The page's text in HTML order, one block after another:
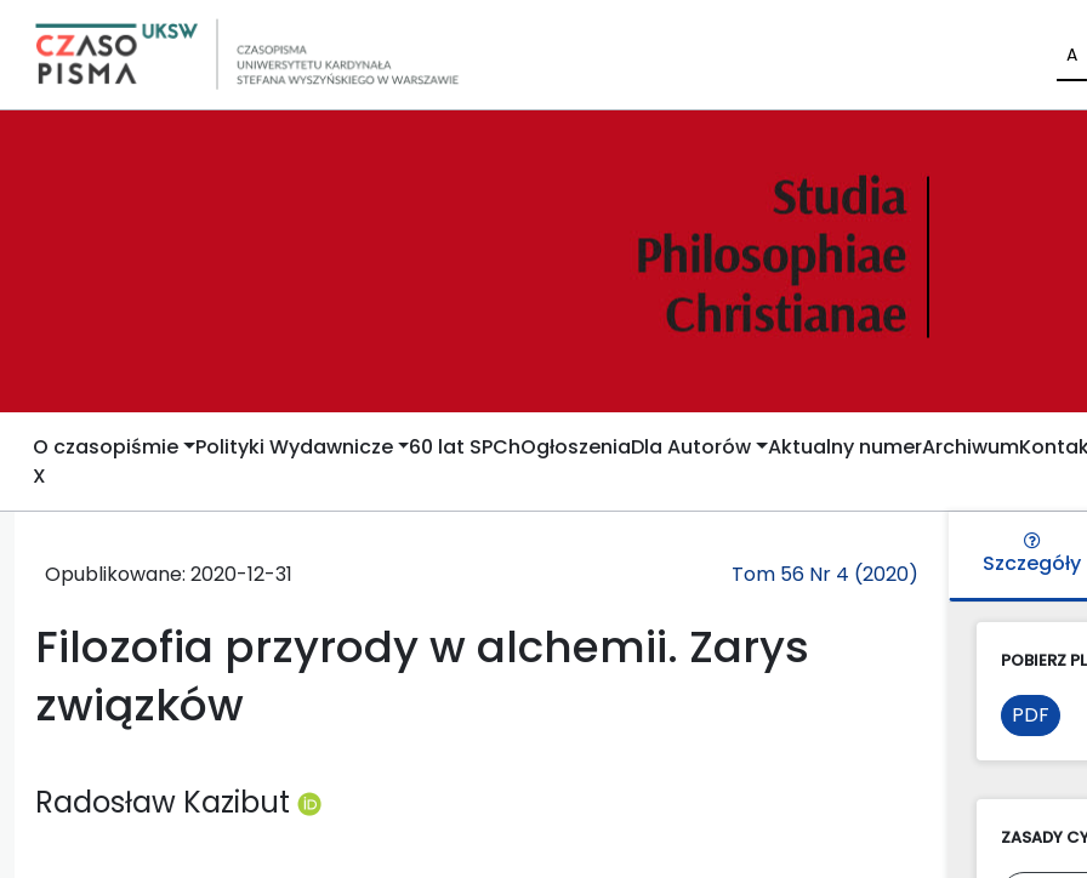
A
O czasopiśmie Polityki Wydawnicze 60 lat SPChOgłoszeniaDla Autorów Aktualny numerArchiwum
X
Opublikowane: 2020-12-31 Tom 56 Nr 4 (2020)
Filozofia przyrody w alchemii. Zarys
związków
Radosław Kazibut
Szczegóły
POBIERZ
PDF
ZASADY